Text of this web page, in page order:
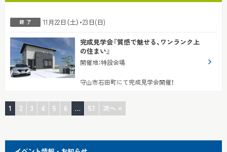
11月22日（土）・23日(日)
完成見学会『質感で魅せる、ワンランク上
の住まい』
開催地：特設会場
守山市石田町にて完成見学会開催！
1 2 3 4 5 6 … 57 次へ »